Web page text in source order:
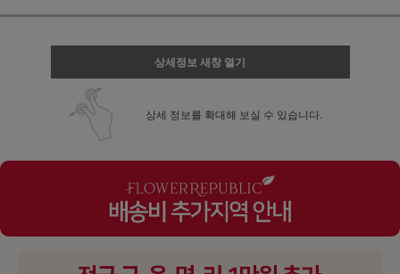
상세정보 새창 열기
상세 정보를 확대해 보실 수 있습니다.